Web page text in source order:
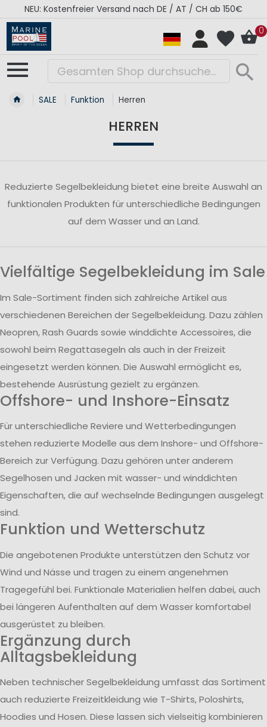
NEU: Kostenfreier Versand nach DE / AT / CH ab 150€
0
SALE Funktion Herren
HERREN
Reduzierte Segelbekleidung bietet eine breite Auswahl an
funktionalen Produkten für unterschiedliche Bedingungen
auf dem Wasser und an Land.
Vielfältige Segelbekleidung im Sale
Im Sale-Sortiment finden sich zahlreiche Artikel aus
verschiedenen Bereichen der Segelbekleidung. Dazu zählen
Neopren, Rash Guards sowie winddichte Accessoires, die
sowohl beim Regattasegeln als auch in der Freizeit
eingesetzt werden können. Die Auswahl ermöglicht es,
bestehende Ausrüstung gezielt zu ergänzen.
Offshore- und Inshore-Einsatz
Für unterschiedliche Reviere und Wetterbedingungen
stehen reduzierte Modelle aus dem Inshore- und Offshore-
Bereich zur Verfügung. Dazu gehören unter anderem
Segelhosen und Jacken mit wasser- und winddichten
Eigenschaften, die auf wechselnde Bedingungen ausgelegt
sind.
Funktion und Wetterschutz
Die angebotenen Produkte unterstützen den Schutz vor
Wind und Nässe und tragen zu einem angenehmen
Tragegefühl bei. Funktionale Materialien helfen dabei, auch
bei längeren Aufenthalten auf dem Wasser komfortabel
ausgerüstet zu bleiben.
Ergänzung durch
Alltagsbekleidung
Neben technischer Segelbekleidung umfasst das Sortiment
auch reduzierte Freizeitkleidung wie T-Shirts, Poloshirts,
Hoodies und Hosen. Diese lassen sich vielseitig kombinieren